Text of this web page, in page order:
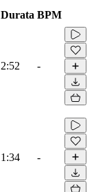
Durata BPM
2:52 -
1:34 -